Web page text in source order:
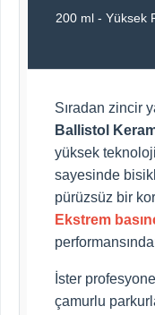
200 ml - Yüksek
Sıradan zincir
Ballistol
yüksek
sayesinde
pürüzsüz bir
Ekstrem
İster
çamurlu